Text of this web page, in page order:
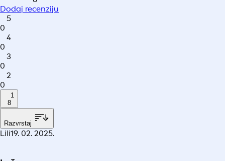
Dodaj recenziju
5
0
4
0
3
0
2
0
1
8
Razvrstaj
Lili19. 02. 2025.